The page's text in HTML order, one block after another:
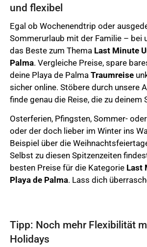
und flexibel
Egal ob Wochenendtrip oder
Sommerurlaub mit der Familie – bei
das Beste zum Thema Last Minute
Palma. Vergleiche Preise, spare
deine Playa de Palma Traumreise
sicher online. Stöbere durch unsere
finde genau die Reise, die zu deinem
Osterferien, Pfingsten, Sommer-
oder der doch lieber im Winter ins
Beispiel über die
Selbst zu diesen Spitzenzeiten
besten Preise für die Kategorie Last
Playa de Palma. Lass dich
Tipp: Noch mehr Flexibilität
Holidays